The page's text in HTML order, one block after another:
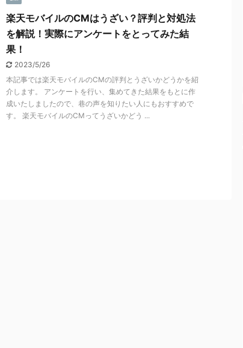
楽天モバイルのCMはうざい？評判と対処法
を解説！実際にアンケートをとってみた結
果！
2023/5/26
本記事では楽天モバイルのCMの評判とうざいかどうかを紹
介します。 アンケートを行い、集めてきた結果をもとに作
成いたしましたので、巷の声を知りたい人にもおすすめで
す。 楽天モバイルのCMってうざいかどう ...